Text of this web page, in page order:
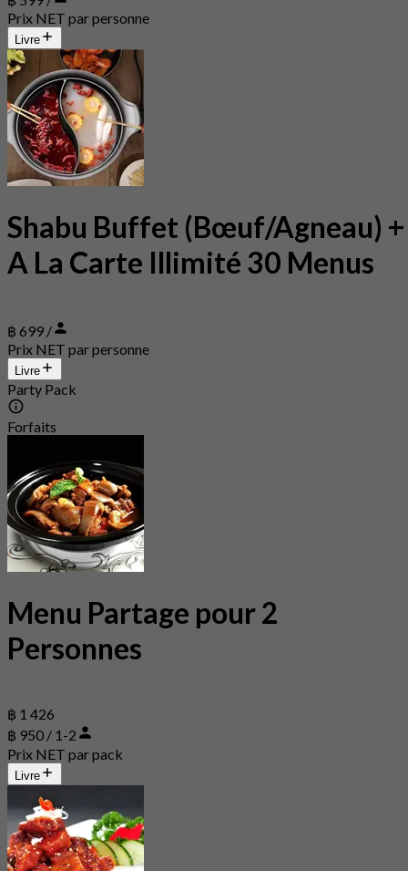
Prix NET par personne
Livre
Shabu Buffet (Bœuf/Agneau) +
A La Carte Illimité 30 Menus
฿ 699 /
Prix NET par personne
Livre
Party Pack
Forfaits
Menu Partage pour 2
Personnes
฿ 1 426
฿ 950 / 1-2
Prix NET par pack
Livre